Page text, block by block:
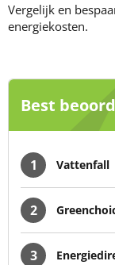
Vergelijk en
energiekosten.
Best
1 Vattenfall
2
3